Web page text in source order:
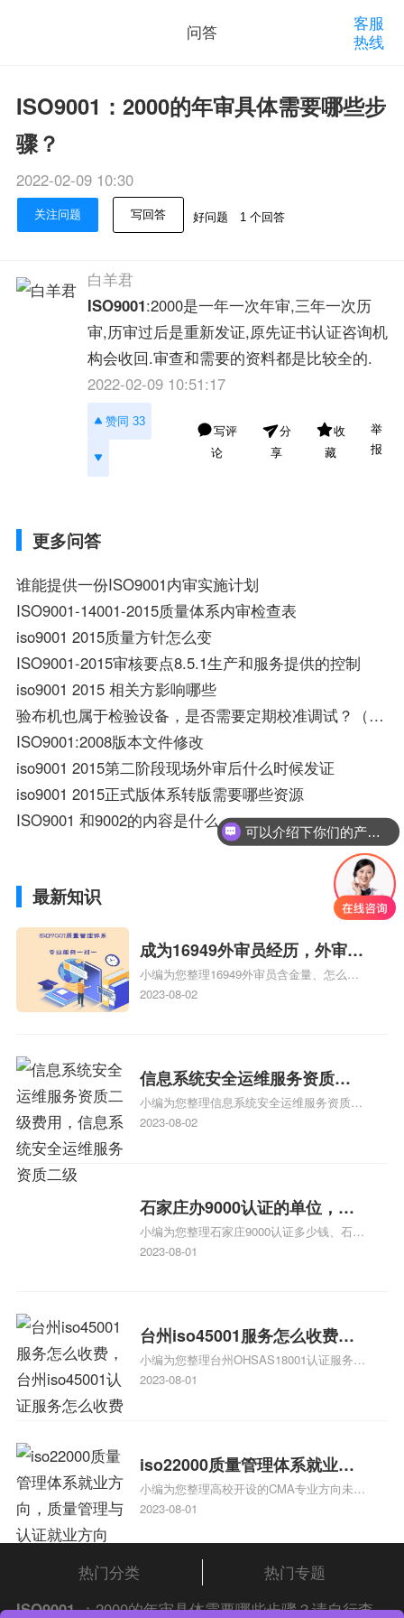
问答
客服
热线
ISO9001：2000的年审具体需要哪些步
骤？
2022-02-09 10:30
关注问题 写回答 好问题 1 个回答
白羊君
ISO9001:2000是一年一次年审,三年一次历
审,历审过后是重新发证,原先证书认证咨询机
构会收回.审查和需要的资料都是比较全的.
2022-02-09 10:51:17
赞同 33
写评
论
分
享
收
藏
举
报
更多问答
谁能提供一份ISO9001内审实施计划
ISO9001-14001-2015质量体系内审检查表
iso9001 2015质量方针怎么变
ISO9001-2015审核要点8.5.1生产和服务提供的控制
iso9001 2015 相关方影响哪些
验布机也属于检验设备，是否需要定期校准调试？（ISO9001标准相关）谢谢！
ISO9001:2008版本文件修改
iso9001 2015第二阶段现场外审后什么时候发证
iso9001 2015正式版体系转版需要哪些资源
ISO9001 和9002的内容是什么
最新知识
成为16949外审员经历，外审员
16949
小编为您整理16949外审员含金量、怎么才
能成为注册的TS16949:2009的外审员、我
2023-08-02
信息系统安全运维服务资质二
级费用，信息系统安全运维服
务资质二级
小编为您整理信息系统安全运维服务资质认
证证书机构有哪些、安全运维服务资质的费
体系认证知识，详情可查看下方正文！
2023-08-02
石家庄办9000认证的单位，石
家庄9000认证的公司
小编为您整理石家庄9000认证多少钱、石家
庄9000认证价格多少钱、石家庄9000认证
2023-08-01
台州iso45001服务怎么收费，
台州iso45001认证服务怎么收
费
小编为您整理台州OHSAS18001认证服务中
心哪家收费便宜、台州ISO9000认证，哪个
标准是什么相关iso体系认证知识，详情可
查看下方正文！
2023-08-01
iso22000质量管理体系就业方
向，质量管理与认证就业方向
小编为您整理高校开设的CMA专业方向未来
就业前景及就业方向如何、cma就业方向有
和cma未来就业方向、大学生考完cma，就
哪些就业方向相关iso体系认证知识，详情
可查看下方正文！
2023-08-01
热门分类
热门专题
ISO9001 ：2000的年审具体需要哪些步骤？请自行查
可以介绍下你们的产品么？